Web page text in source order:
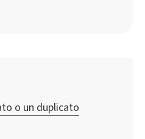
o un duplicato